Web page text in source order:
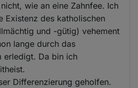
wie an eine Zahnfee. Ich
Existenz des katholischen
und -gütig) vehement
lange durch das
erledigt. Da bin ich
Differenzierung geholfen.